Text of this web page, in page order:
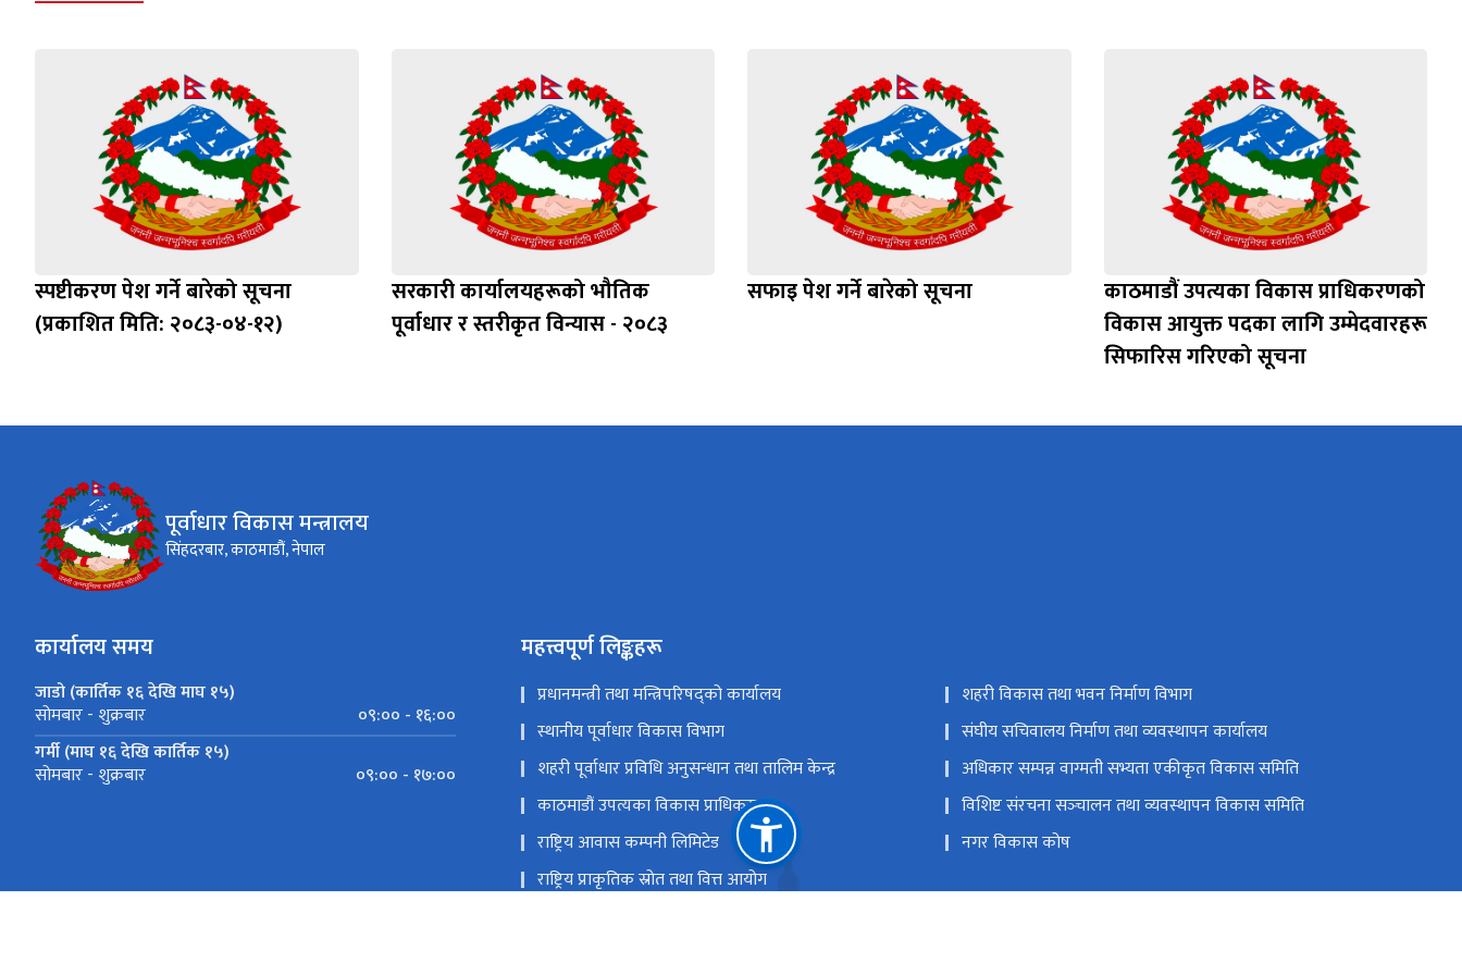
स्पष्टीकरण पेश गर्ने बारेको सूचना
(प्रकाशित मिति: २०८३-०४-१२)
सरकारी कार्यालयहरूको भौतिक
पूर्वाधार र स्तरीकृत विन्यास - २०८३
सफाइ पेश गर्ने बारेको सूचना
काठमाडौं उपत्यका विकास प्राधिकरणको
विकास आयुक्त पदका लागि उम्मेदवारहरू
सिफारिस गरिएको सूचना
पूर्वाधार विकास मन्त्रालय
सिंहदरबार, काठमाडौं, नेपाल
कार्यालय समय
जाडो (कार्तिक १६ देखि माघ १५)
सोमबार - शुक्रबार
०९:०० - १६:००
गर्मी (माघ १६ देखि कार्तिक १५)
सोमबार - शुक्रबार ०९:०० - १७:००
महत्त्वपूर्ण लिङ्कहरू
प्रधानमन्त्री तथा मन्त्रिपरिषद्को कार्यालय
शहरी विकास तथा भवन निर्माण विभाग
स्थानीय पूर्वाधार विकास विभाग
संघीय सचिवालय निर्माण तथा व्यवस्थापन कार्यालय
शहरी पूर्वाधार प्रविधि अनुसन्धान तथा तालिम केन्द्र
अधिकार सम्पन्न वाग्मती सभ्यता एकीकृत विकास समिति
काठमाडौं उपत्यका विकास प्राधिकरण
विशिष्ट संरचना सञ्‍चालन तथा व्यवस्थापन विकास समिति
राष्ट्रिय आवास कम्पनी लिमिटेड
नगर विकास कोष
राष्ट्रिय प्राकृतिक स्रोत तथा वित्त आयोग